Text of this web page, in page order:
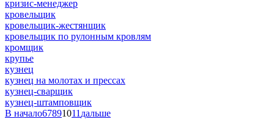
кризис-менеджер
кровельщик
кровельщик-жестянщик
кровельщик по рулонным кровлям
кромщик
крупье
кузнец
кузнец на молотах и прессах
кузнец-сварщик
кузнец-штамповщик
В начало67891011 дальше